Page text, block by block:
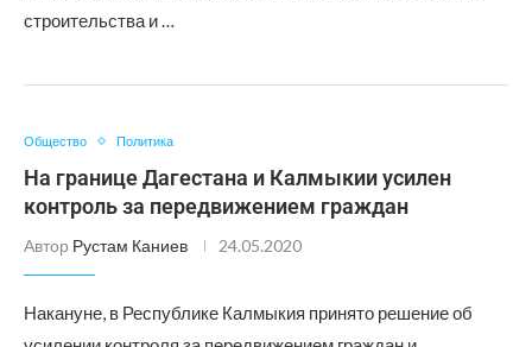
строительства и …
Общество Политика
На границе Дагестана и Калмыкии усилен
контроль за передвижением граждан
Автор Рустам Каниев 24.05.2020
Накануне, в Республике Калмыкия принято решение об